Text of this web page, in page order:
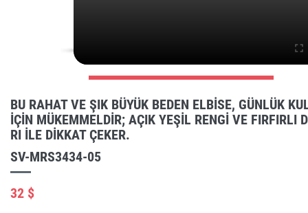
BU RAHAT VE ŞIK BÜYÜK BEDEN ELBISE, GÜNLÜK
IÇIN MÜKEMMELDIR; AÇIK YEŞIL RENGI VE FIRFIRLI
RI ILE DIKKAT ÇEKER.
SV-MRS3434-05
32 $